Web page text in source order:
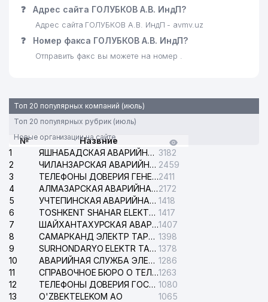
❓ Адрес сайта ГОЛУБКОВ А.В. ИндП?
Адрес сайта ГОЛУБКОВ А.В. ИндП - avmv.uz
❓ Номер факса ГОЛУБКОВ А.В. ИндП?
Отправить факс вы можете на номер .
Топ 20 популярных компаний (июль)
Топ 20 популярных рубрик (июль)
Новые организации на сайте
№
Назвние
1
ЯШНАБАДСКАЯ АВАРИЙНАЯ СЛУЖБА ЭЛЕКТРОСЕТИ 3182
2
ЧИЛАНЗАРСКАЯ АВАРИЙНАЯ СЛУЖБА ЭЛЕКТРОСЕТИ 2459
3
ТЕЛЕФОНЫ ДОВЕРИЯ ГЕНЕРАЛЬНОЙ ПРОКУРАТУРЫ РЕСПУБЛИКИ УЗБЕКИСТАН2411
4
АЛМАЗАРСКАЯ АВАРИЙНАЯ СЛУЖБА ЭЛЕКТРОСЕТИ2172
5
УЧТЕПИНСКАЯ АВАРИЙНАЯ СЛУЖБА ЭЛЕКТРОСЕТИ 1418
6
TOSHKENT SHAHAR ELEKTR TARMOQLARI KORXONASI АО 1417
7
ШАЙХАНТАХУРСКАЯ АВАРИЙНАЯ СЛУЖБА ЭЛЕКТРОСЕТИ1407
8
САМАРКАНД ЭЛЕКТР ТАРМОКЛАРИ АО 1398
9
SURHONDARYO ELEKTR TARMOKLARI АО 1378
10
АВАРИЙНАЯ СЛУЖБА ЭЛЕКТРОСЕТИ ТАШКЕНТСКОГО РАЙОНА 1286
11
СПРАВОЧНОЕ БЮРО О ТЕЛЕФОНАХ ОРГАНИЗАЦИЙ г. ТАШКЕНТА1263
12
ТЕЛЕФОНЫ ДОВЕРИЯ ГОСУДАРСТВЕННОГО ЦЕНТРА ТЕСТИРОВАНИЯ 1080
13
O'ZBEKTELEKOM АО
1065